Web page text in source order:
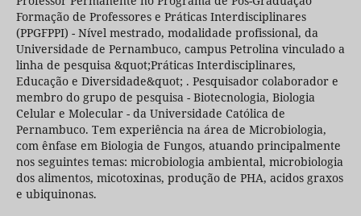
Formação de Professores e Práticas Interdisciplinares
(PPGFPPI) - Nível mestrado, modalidade profissional, da
Universidade de Pernambuco, campus Petrolina vinculado a
linha de pesquisa &quot;Práticas Interdisciplinares,
Educação e Diversidade&quot; . Pesquisador colaborador e
membro do grupo de pesquisa - Biotecnologia, Biologia
Celular e Molecular - da Universidade Católica de
Pernambuco. Tem experiência na área de Microbiologia,
com ênfase em Biologia de Fungos, atuando principalmente
nos seguintes temas: microbiologia ambiental, microbiologia
dos alimentos, micotoxinas, produção de PHA, acidos graxos
e ubiquinonas.